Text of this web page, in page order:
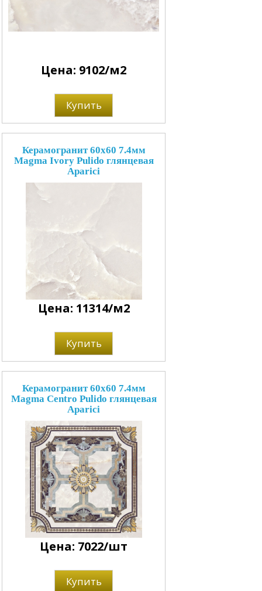
Цена: 9102/м2
Купить
Керамогранит 60x60 7.4мм
Magma Ivory Pulido глянцевая
Aparici
Цена: 11314/м2
Купить
Керамогранит 60x60 7.4мм
Magma Centro Pulido глянцевая
Aparici
Цена: 7022/шт
Купить